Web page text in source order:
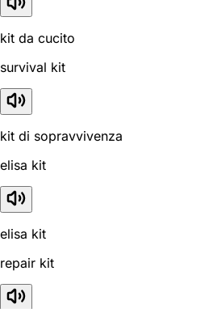
kit da cucito
survival kit
kit di sopravvivenza
elisa kit
elisa kit
repair kit